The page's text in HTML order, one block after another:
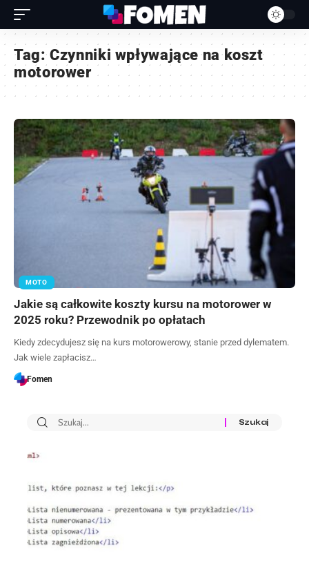
Tag:Czynniki wpływające na koszt
motorower
MOTO
Jakie są całkowite koszty kursu na motorower w
2025 roku? Przewodnik po opłatach
Kiedy zdecydujesz się na kurs motorowerowy, stanie przed dylematem.
Jak wiele zapłacisz…
Fomen